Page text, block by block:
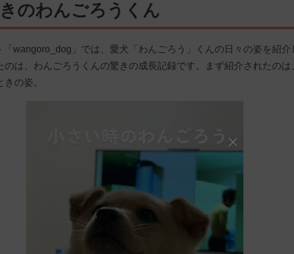
のわんごろうくん
「wangoro_dog」では、愛犬「わんごろう」くんの日々の姿を紹介
のは、わんごろうくんの驚きの成長記録です。まず紹介されたのは
の姿。